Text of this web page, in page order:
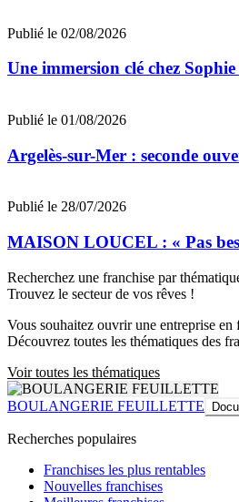
Publié le 02/08/2026
Une immersion clé chez
Publié le 01/08/2026
Argelès-sur-Mer : seconde
Publié le 28/07/2026
MAISON LOUCEL : « Pas
Recherchez une franchise par
Trouvez le secteur de vos rêves !
Vous souhaitez ouvrir une entreprise
Découvrez toutes les thématiques des
Voir toutes les thématiques
BOULANGERIE FEUILLETTE
Recherches populaires
Franchises les plus rentables
Nouvelles franchises